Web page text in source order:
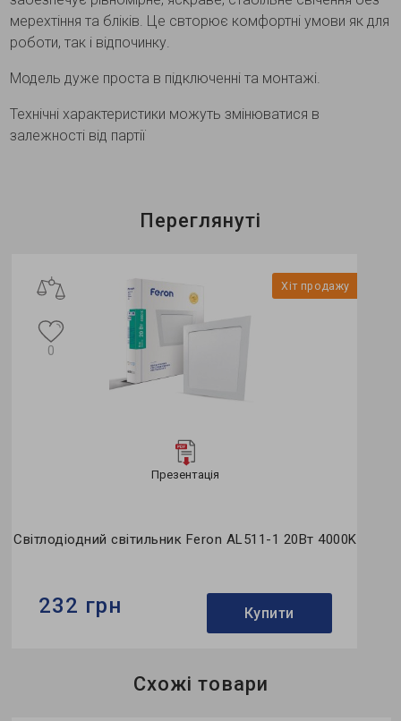
мерехтіння та бліків. Це свторює комфортні умови як для
роботи, так і відпочинку.
Модель дуже проста в підключенні та монтажі.
Технічні характеристики можуть змінюватися в
залежності від партії
Переглянуті
Хіт продажу
Презентація
Світлодіодний світильник Feron AL511-1 20Вт 4000K
0
232 грн Купити
Схожі товари